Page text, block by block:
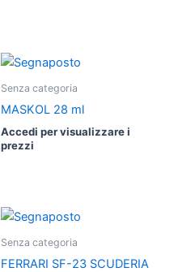
Senza categoria
MASKOL 28 ml
Accedi per visualizzare i
prezzi
Senza categoria
FERRARI SF-23 SCUDERIA